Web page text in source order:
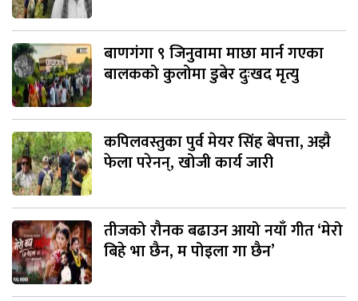
बाणगंगा ९ जिनुवामा माछा मार्न गएका
बालकको कुलोमा डुबेर दुःखद मृत्यु
कपिलवस्तुका पुर्व मेयर सिंह बेपत्ता, अझै
फेला परेनन्, खोजी कार्य जारी
तीजको रौनक बढाउन आयो नयाँ गीत ‘मेरो
बिहे भा छैन, म पोइला गा छैन’